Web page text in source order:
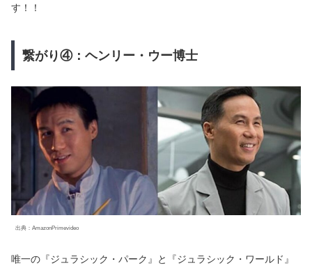
す！！
繋がり④：ヘンリー・ウー博士
出典：AmazonPrimevideo
唯一の『ジュラシック・パーク』と『ジュラシック・ワールド』